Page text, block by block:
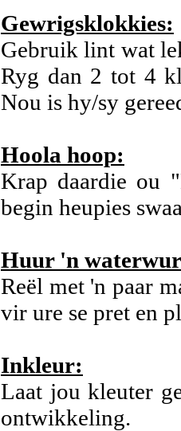
Gewrigsklokkies:
Gebruik lint wat
Ryg dan 2 tot 4
Nou is hy/sy
Hoola hoop:
Krap daardie ou
begin heupies
Huur 'n
Reël met 'n paar
vir ure se pret en
Inkleur:
Laat jou kleuter
ontwikkeling.